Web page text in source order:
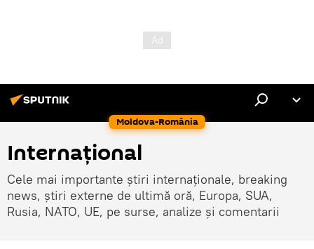
Moldova-România
Internaţional
Cele mai importante știri internaționale, breaking
news, știri externe de ultimă oră, Europa, SUA,
Rusia, NATO, UE, pe surse, analize și comentarii